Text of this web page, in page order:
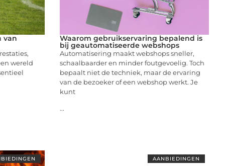
van
wereld
Waarom gebruikservaring bepalend is
bij geautomatiseerde webshops
Automatisering maakt webshops sneller,
schaalbaarder en minder foutgevoelig. Toch
bepaalt niet de techniek, maar de ervaring
van de bezoeker of een webshop werkt. Je
kunt
...
AANBIEDINGEN